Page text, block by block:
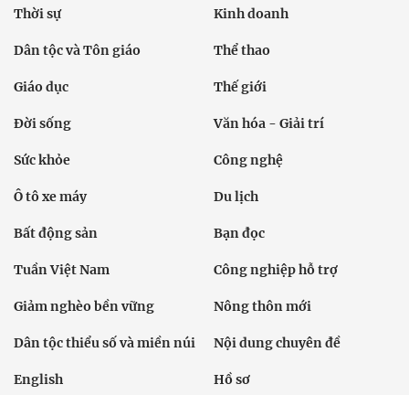
Thời sự Kinh doanh
Dân tộc và Tôn giáo Thể thao
Giáo dục Thế giới
Đời sống Văn hóa - Giải trí
Sức khỏe Công nghệ
Ô tô xe máy Du lịch
Bất động sản Bạn đọc
Tuần Việt Nam Công nghiệp hỗ trợ
Giảm nghèo bền vững Nông thôn mới
Dân tộc thiểu số và miền núi Nội dung chuyên đề
English Hồ sơ